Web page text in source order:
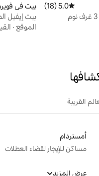
متوسط التقييم 5.0 من 5، 18 مراجعات
5.0 (18)
بيت في
بيت إيفيل
الموقع ·
القريبة
أمستردام
مساكن للإيجار لقضاء العطلات
عرض المزيد